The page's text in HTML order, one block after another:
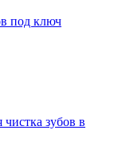
под ключ
зубов в